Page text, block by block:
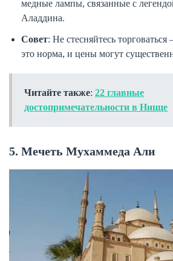
медные лампы, связанные с
Аладдина.
Совет: Не стесняйтесь торговаться
это норма, и цены могут
Читайте также: 22 главные
достопримечательности в Ницце
5. Мечеть Мухаммеда Али